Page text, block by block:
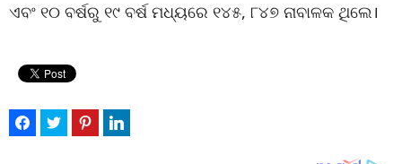
ଏବଂ ୧୦ ବର୍ଷରୁ ୧୯ ବର୍ଷ ମଧ୍ୟରେ ୧୪୫, ୮୪୭ ନାବାଳକ ଥିଲେ।